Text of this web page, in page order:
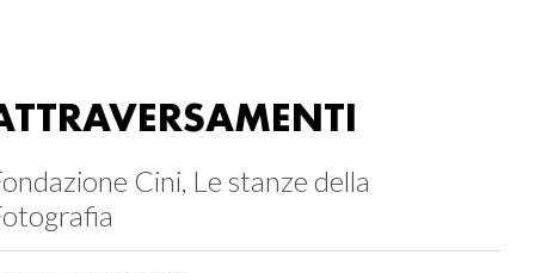
Cini, Le stanze della